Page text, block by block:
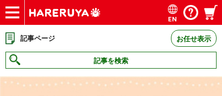
ショップ
買取
記事
デッキ検索
デッキ構築
選手一覧
店舗一覧
イベント
お問い合わせ
EN
記事ページ お任せ表示
記事を検索